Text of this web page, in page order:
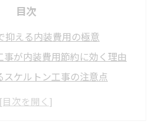
目次
抑える内装費用の極意
事が内装費用節約に効く理由
スケルトン工事の注意点
事で見逃せないコスト要素